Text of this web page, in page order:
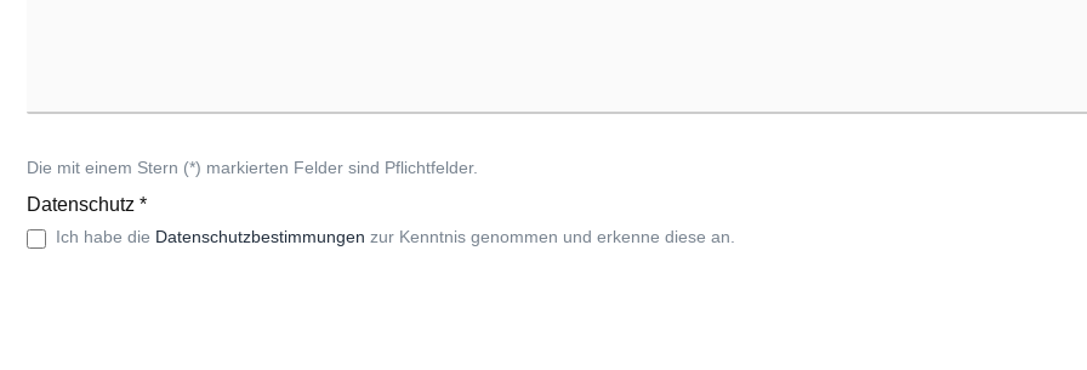
Die mit einem Stern (*) markierten Felder sind Pflichtfelder.
Datenschutz *
Ich habe die Datenschutzbestimmungen zur Kenntnis genommen und erkenne diese an.